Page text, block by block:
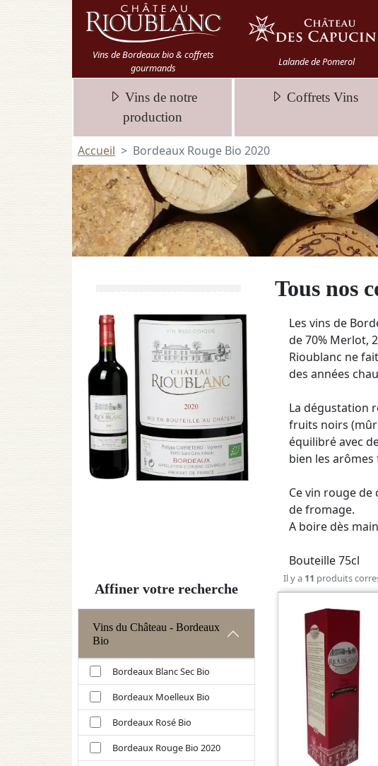
Vins de Bordeaux bio & coffrets
gourmands
Lalande de Pomerol
Vins de notre
production
Coffrets Vins
Accueil Bordeaux Rouge Bio 2020
Tous nos
Les vins de
de 70% Merlot,
Rioublanc ne
des années
La dégustation
fruits noirs
équilibré avec
bien les
Ce vin rouge
de fromage.
A boire dès
Bouteille 75cl
Affiner votre recherche
Vins du Château - Bordeaux
Bio
Bordeaux Blanc Sec Bio
Bordeaux Moelleux Bio
Bordeaux Rosé Bio
Bordeaux Rouge Bio 2020
Il y a 11 produits